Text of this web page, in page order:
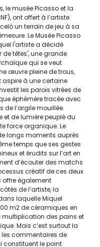
le musée Picasso et la
ont offert à l’artiste
un terrain de jeu à sa
Le Musée Picasso
l'artiste a décidé
têtes', une grande
qui se veut
œuvre pleine de trous,
aspire à une certaine
les parois vitrées de
éphémère tracée avec
de l’argile mouillée.
et de lumière peuplé du
force organique. Le
longs moments auprès
temps que ses gestes
et érudits sur l’art en
d’écouter des matchs
créatif de ces deux
également
de l’artiste, la
laquelle Miquel
m2 de céramiques en
multiplication des pains et
Mais c’est surtout la
commentaires de
constituent le point